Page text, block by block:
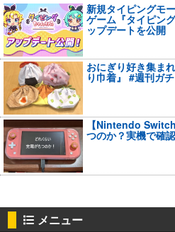
新規タイピングモ
ゲーム『タイピン
ップデートを公開
おにぎり好き集ま
り巾着』 #週刊ガ
【Nintendo
つのか？実機で確認
メニュー